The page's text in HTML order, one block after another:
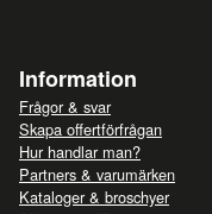
Information
Frågor & svar
Skapa offertförfrågan
Hur handlar man?
Partners & varumärken
Kataloger & broschyer